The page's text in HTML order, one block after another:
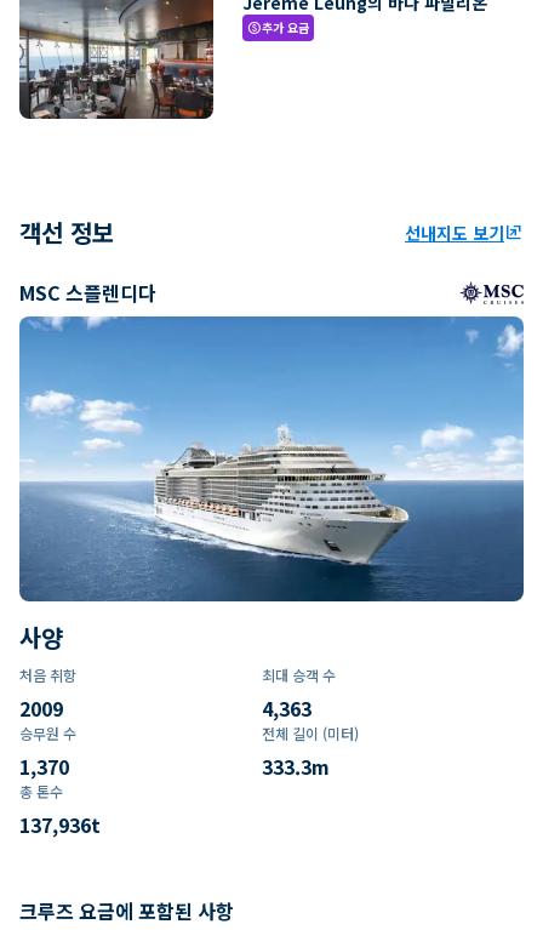
paid추가 요금
객선 정보 선내지도 보기ungroup
MSC 스플렌디다
사양
처음 취항
2009
최대 승객 수
4,363
승무원 수
1,370
전체 길이 (미터)
333.3m
총 톤수
137,936t
크루즈 요금에 포함된 사항